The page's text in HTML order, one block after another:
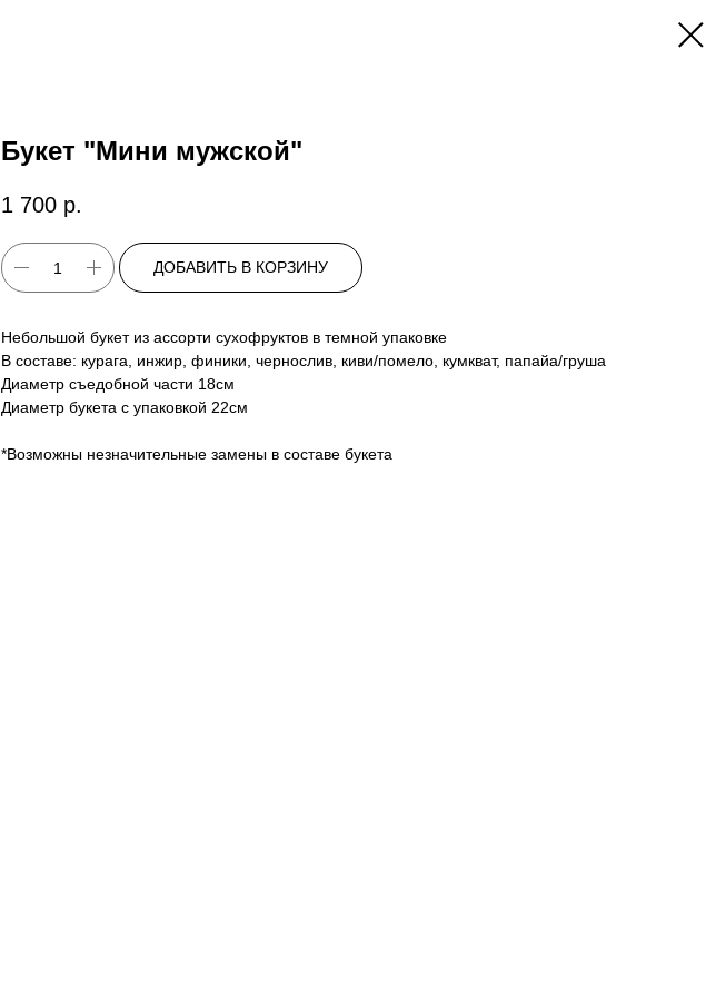
Букет "Мини мужской"
1 700 р.
ДОБАВИТЬ В КОРЗИНУ
Небольшой букет из ассорти сухофруктов в темной упаковке
В составе: курага, инжир, финики, чернослив, киви/помело, кумкват, папайа/груша
Диаметр съедобной части 18см
Диаметр букета с упаковкой 22см
*Возможны незначительные замены в составе букета